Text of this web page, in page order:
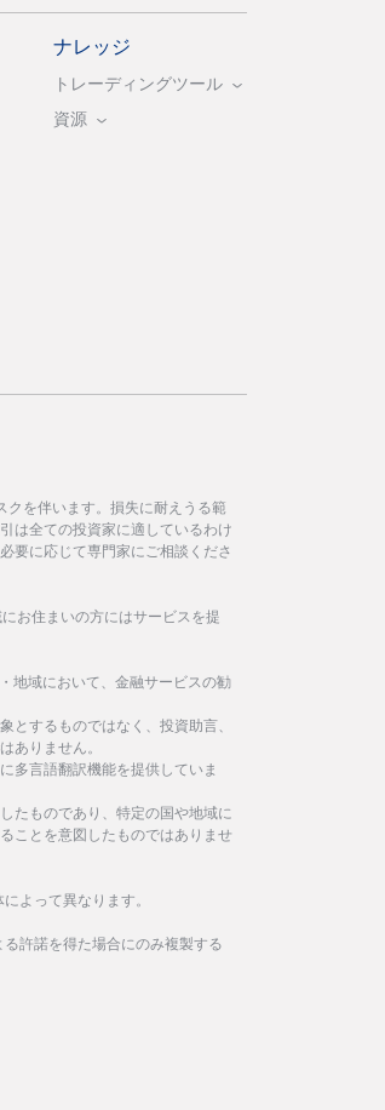
ナレッジ
トレーディングツール
資源
クを伴います。損失に耐えうる範
は全ての投資家に適しているわけ
要に応じて専門家にご相談くださ
お住まいの方にはサービスを提
地域において、金融サービスの勧
とするものではなく、投資助言、
ありません。
多言語翻訳機能を提供していま
たものであり、特定の国や地域に
ことを意図したものではありませ
よって異なります。
許諾を得た場合にのみ複製する